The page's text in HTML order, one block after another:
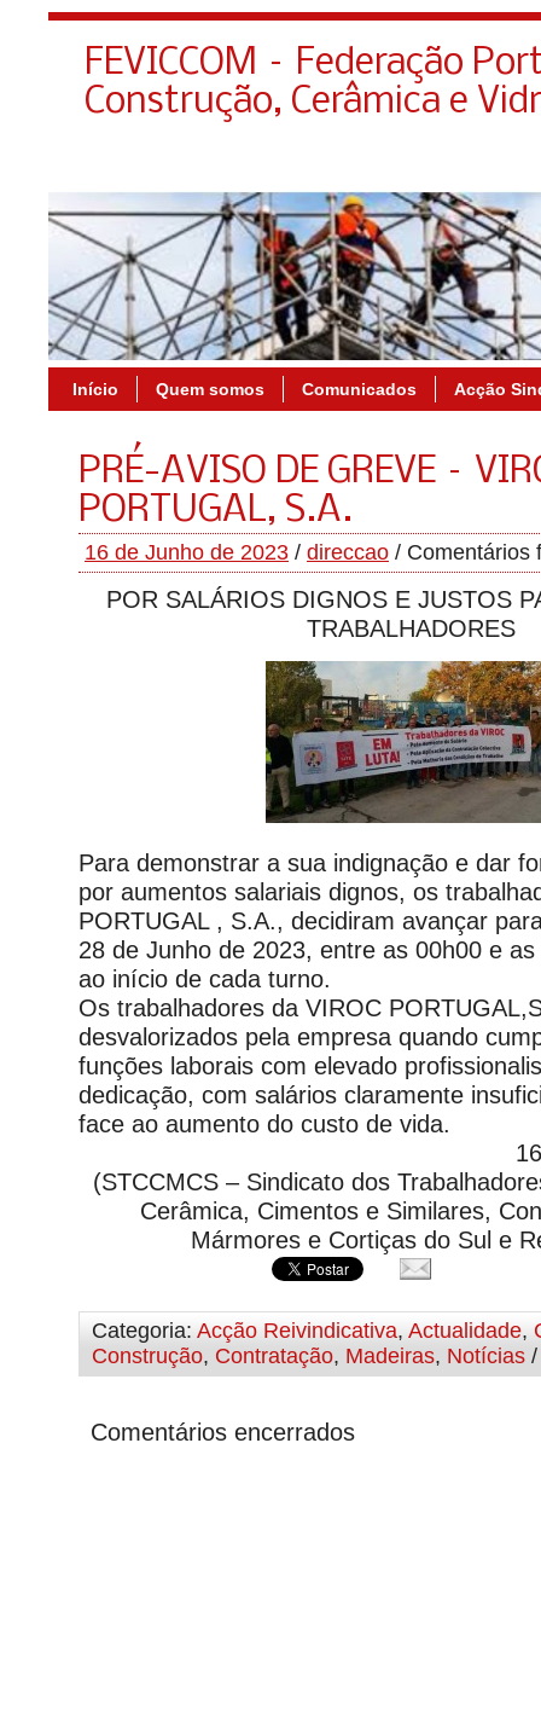
FEVICCOM – Federação
Construção, Cerâmica e
Início Quem somos Comunicados Acção
PRÉ-AVISO DE GREVE –
PORTUGAL, S.A.
16 de Junho de 2023 / direccao / Comentários
POR SALÁRIOS DIGNOS E JUSTOS
TRABALHADORES
Para demonstrar a sua indignação e dar
por aumentos salariais dignos, os
PORTUGAL , S.A., decidiram avançar
28 de Junho de 2023, entre as 00h00 e
ao início de cada turno.
Os trabalhadores da VIROC
desvalorizados pela empresa quando
funções laborais com elevado
dedicação, com salários claramente
face ao aumento do custo de vida.
(STCCMCS – Sindicato dos
Cerâmica, Cimentos e Similares,
Mármores e Cortiças do Sul e
Categoria: Acção Reivindicativa, Actualidade,
Construção, Contratação, Madeiras, Notícias /
Comentários encerrados